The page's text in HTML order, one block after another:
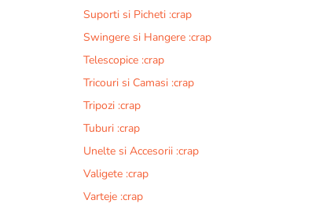
Suporti si Picheti :crap
Swingere si Hangere :crap
Telescopice :crap
Tricouri si Camasi :crap
Tripozi :crap
Tuburi :crap
Unelte si Accesorii :crap
Valigete :crap
Varteje :crap